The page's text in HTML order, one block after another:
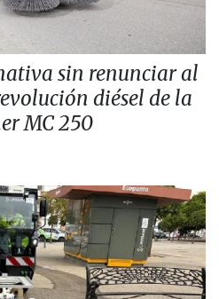
sin renunciar al
diésel de la
MC 250